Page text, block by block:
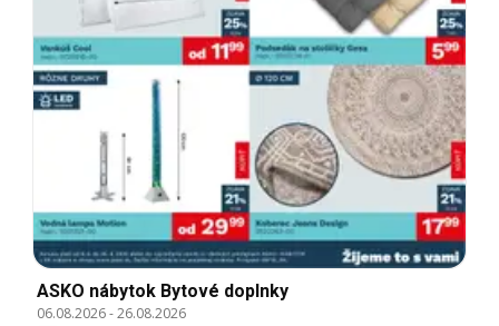
ASKO nábytok Bytové doplnky
06.08.2026-26.08.2026